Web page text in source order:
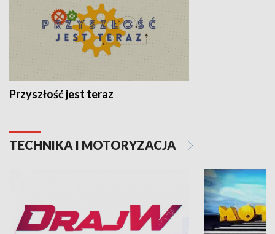
Przyszłość jest teraz
TECHNIKA I MOTORYZACJA